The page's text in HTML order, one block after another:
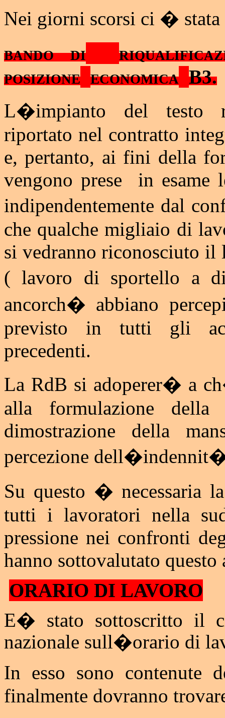
Nei giorni scorsi ci � stata
bando di
posizione economica B3.
L�impianto del testo
riportato nel contratto
e, pertanto, ai fini della
vengono prese
in esame
indipendentemente dal
che qualche migliaio di
si vedranno riconosciuto
( lavoro di sportello a
ancorch� abbiano
previsto in tutti gli
precedenti.
La RdB si adoperer� a
alla formulazione della
dimostrazione della
percezione
Su questo � necessaria
tutti i lavoratori nella
pressione nei confronti
hanno sottovalutato
ORARIO DI LAVORO
E� stato sottoscritto il
nazionale sull�orario di
In esso sono contenute
finalmente dovranno